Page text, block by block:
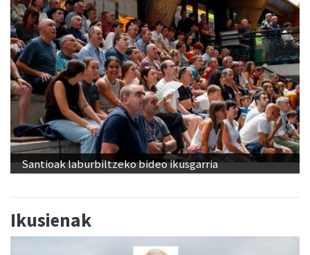
Santioak laburbiltzeko bideo ikusgarria
Ikusienak